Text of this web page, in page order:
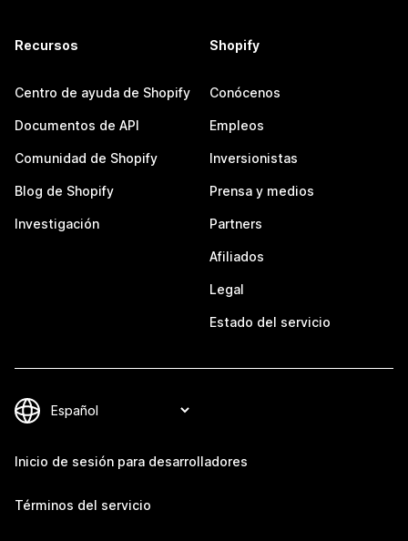
Recursos
Centro de ayuda de Shopify
Documentos de API
Comunidad de Shopify
Blog de Shopify
Investigación
Shopify
Conócenos
Empleos
Inversionistas
Prensa y medios
Partners
Afiliados
Legal
Estado del servicio
Inicio de sesión para desarrolladores
Términos del servicio